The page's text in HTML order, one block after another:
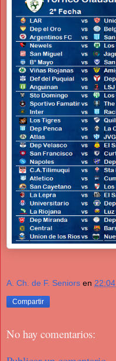
A. Ch. de F. Seniors en 22:04
Compartir
No hay comentarios: